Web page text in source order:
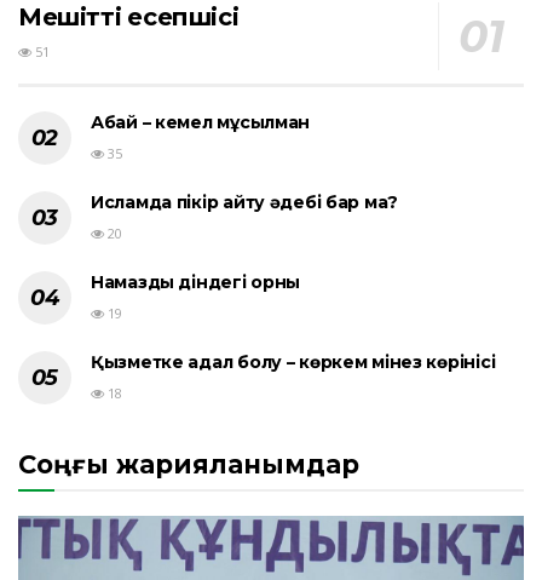
Мешіттің есепшісі
51
Абай – кемел мұсылман
35
Исламда пікір айту әдебі бар ма?
20
Намаздың діндегі орны
19
Қызметке адал болу – көркем мінез көрінісі
18
Соңғы жарияланымдар